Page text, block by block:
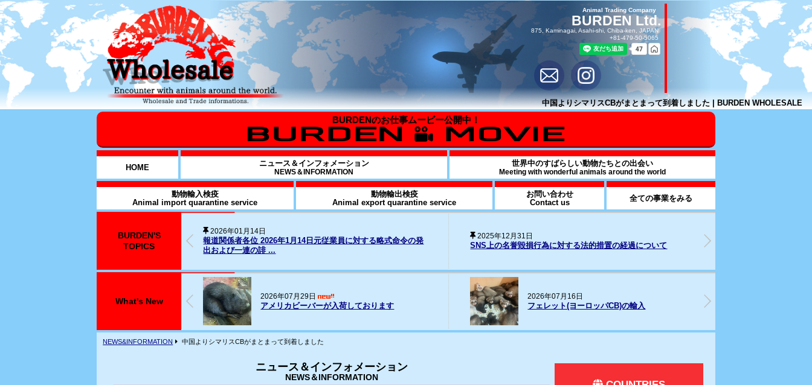
Animal Trading Company
BURDEN Ltd.
875, Kaminagai, Asahi-shi, Chiba-ken, JAPAN
+81-479-50-5065
中国よりシマリスCBがまとまって到着しました | BURDEN WHOLESALE
HOME ニュース＆インフォメーション
NEWS＆INFORMATION
世界中のすばらしい動物たちとの出会い
Meeting with wonderful animals around the world
動物輸入検疫
Animal import quarantine service
動物輸出検疫
Animal export quarantine service
お問い合わせ
Contact us
全ての事業をみる
BURDEN'S
TOPICS
年1月14日元従業員に対する略式命令の発
2025年12月31日
SNS上の名誉毀損行為に対する法的措置の経過について
2026年07月17日
Food & BEVARAGE事業部を解説
What's New
メリカビーバーが入荷しております
2026年07月16日
フェレット(ヨーロッパCB)の輸入
2026年05月28日
パームシベット(Southern line)CBベビーが入
荷しました。
NEWS&INFORMATION 中国よりシマリスCBがまとまって到着しました
ニュース＆インフォメーション
NEWS＆INFORMATION